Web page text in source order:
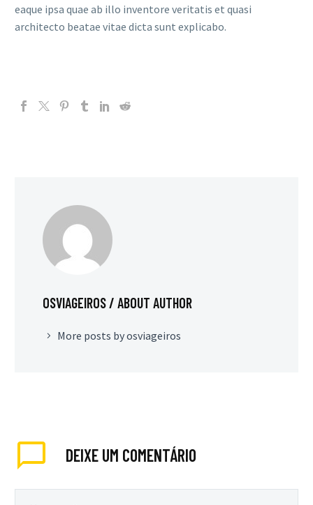
eaque ipsa quae ab illo inventore veritatis et quasi
architecto beatae vitae dicta sunt explicabo.
OSVIAGEIROS/ ABOUT AUTHOR
More posts by osviageiros
DEIXE UM COMENTÁRIO